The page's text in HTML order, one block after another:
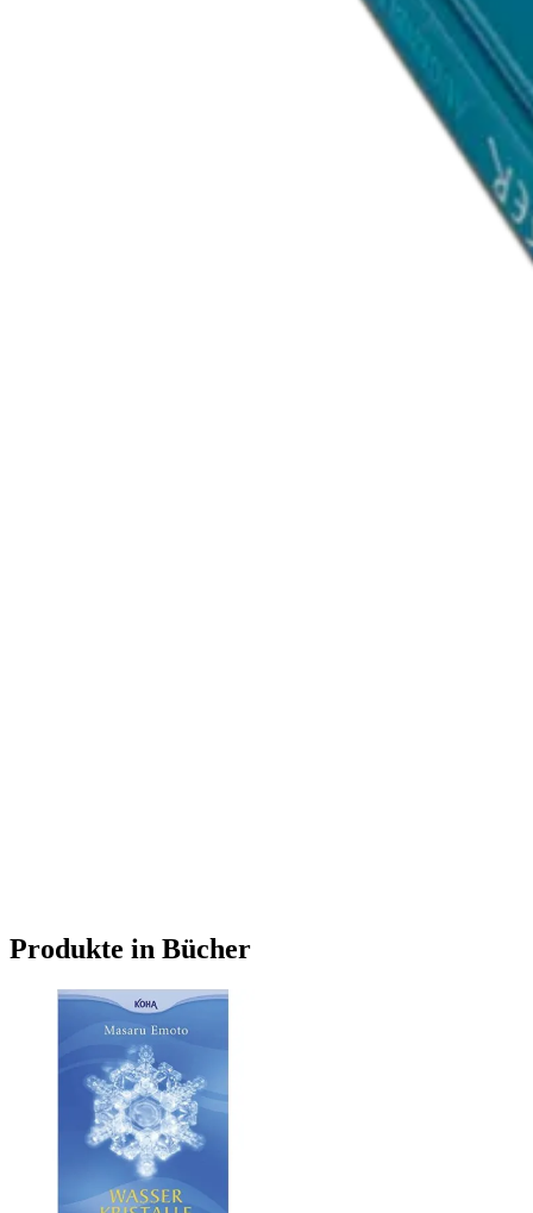
Produkte in Bücher